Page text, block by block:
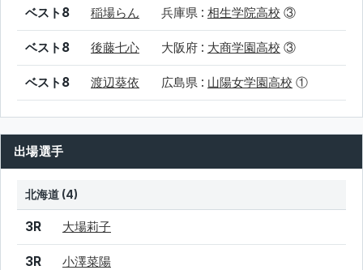
ベスト8 稲場らん 兵庫県 : 相生学院高校 ③
ベスト8 後藤七心 大阪府 : 大商学園高校 ③
ベスト8 渡辺葵依 広島県 : 山陽女学園高校 ①
出場選手
北海道 (4)
結果 シード 選手名
3R 大場莉子
3R 小澤菜陽